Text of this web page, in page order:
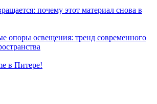
почему этот материал снова в
опоры освещения: тренд современного
в Питере!